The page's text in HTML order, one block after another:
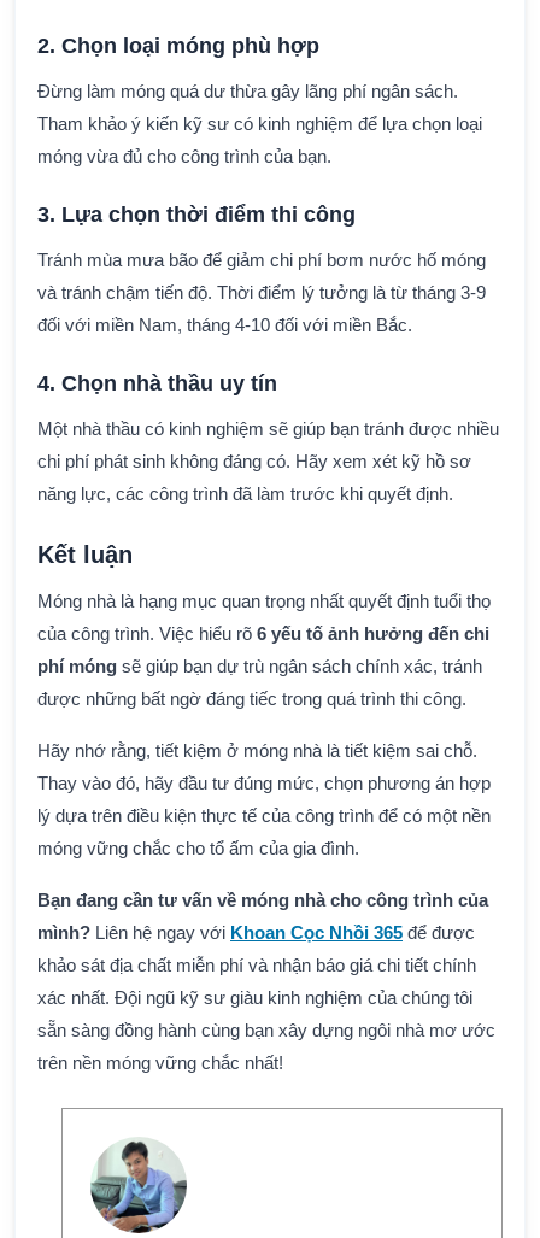
2. Chọn loại móng phù hợp
Đừng làm móng quá dư thừa gây lãng phí ngân sách.
Tham khảo ý kiến kỹ sư có kinh nghiệm để lựa chọn loại
móng vừa đủ cho công trình của bạn.
3. Lựa chọn thời điểm thi công
Tránh mùa mưa bão để giảm chi phí bơm nước hố móng
và tránh chậm tiến độ. Thời điểm lý tưởng là từ tháng 3-9
đối với miền Nam, tháng 4-10 đối với miền Bắc.
4. Chọn nhà thầu uy tín
Một nhà thầu có kinh nghiệm sẽ giúp bạn tránh được nhiều
chi phí phát sinh không đáng có. Hãy xem xét kỹ hồ sơ
năng lực, các công trình đã làm trước khi quyết định.
Kết luận
Móng nhà là hạng mục quan trọng nhất quyết định tuổi thọ
của công trình. Việc hiểu rõ 6 yếu tố ảnh hưởng đến chi
phí móng sẽ giúp bạn dự trù ngân sách chính xác, tránh
được những bất ngờ đáng tiếc trong quá trình thi công.
Hãy nhớ rằng, tiết kiệm ở móng nhà là tiết kiệm sai chỗ.
Thay vào đó, hãy đầu tư đúng mức, chọn phương án hợp
lý dựa trên điều kiện thực tế của công trình để có một nền
móng vững chắc cho tổ ấm của gia đình.
Bạn đang cần tư vấn về móng nhà cho công trình của
mình? Liên hệ ngay với Khoan Cọc Nhồi 365 để được
khảo sát địa chất miễn phí và nhận báo giá chi tiết chính
xác nhất. Đội ngũ kỹ sư giàu kinh nghiệm của chúng tôi
sẵn sàng đồng hành cùng bạn xây dựng ngôi nhà mơ ước
trên nền móng vững chắc nhất!